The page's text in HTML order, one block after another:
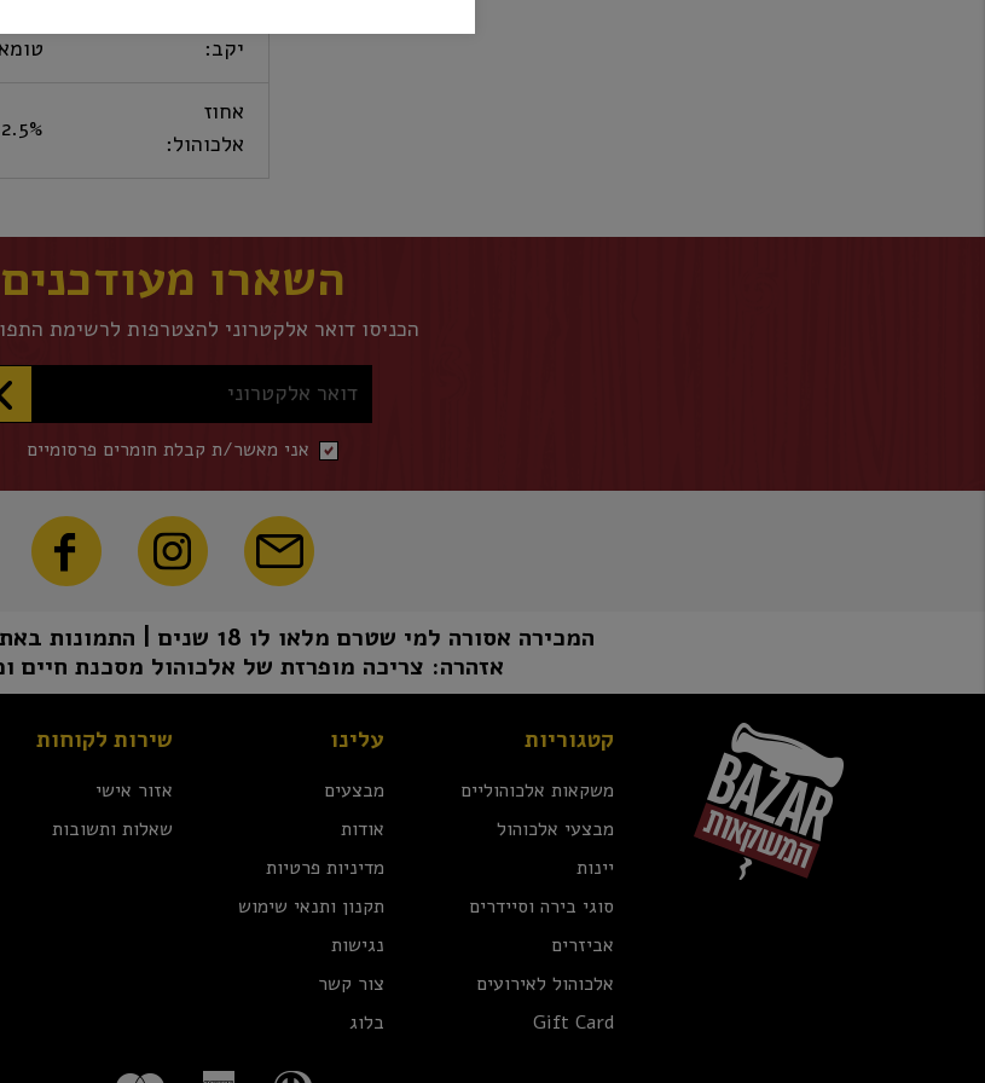
יקב:
אחוז
אלכוהול:
השארו מעודכנים
הכניסו דואר אלקטרוני להצטרפות לרשימת
דואר אלקטרוני
אני מאשר/ת קבלת חומרים פרסומיים
המכירה אסורה למי שטרם מלאו לו 18 שנים | התמונות באתר להמחשה בלבד | טל"ח
אזהרה: צריכה מופרזת של אלכוהול מסכנת חיים
קטגוריות
משקאות אלכוהוליים
מבצעי אלכוהול
יינות
סוגי בירה וסיידרים
אביזרים
אלכוהול לאירועים
Gift Card
עלינו
מבצעים
אודות
מדיניות פרטיות
תקנון ותנאי שימוש
נגישות
צור קשר
בלוג
שירות לקוחות
אזור אישי
שאלות ותשובות